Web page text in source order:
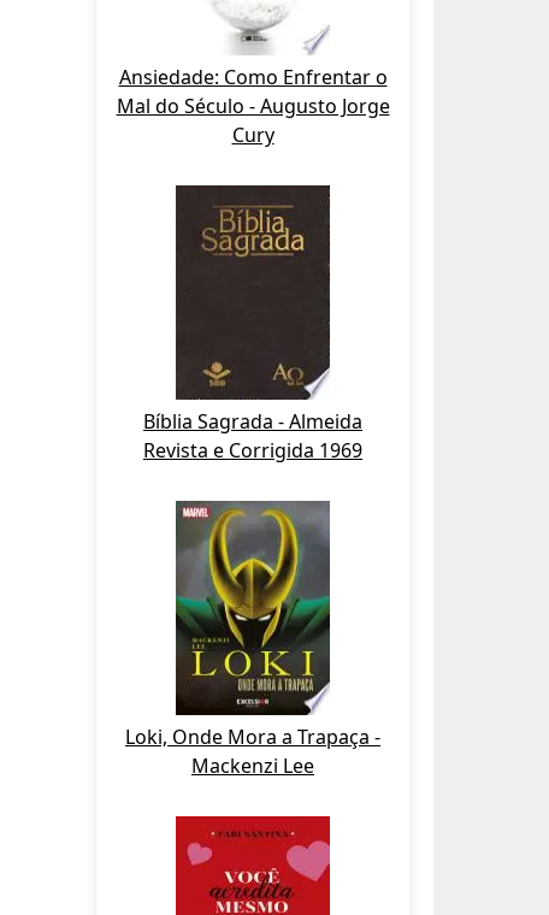
Ansiedade: Como Enfrentar o
Mal do Século - Augusto Jorge
Cury
Bíblia Sagrada - Almeida
Revista e Corrigida 1969
Loki, Onde Mora a Trapaça -
Mackenzi Lee